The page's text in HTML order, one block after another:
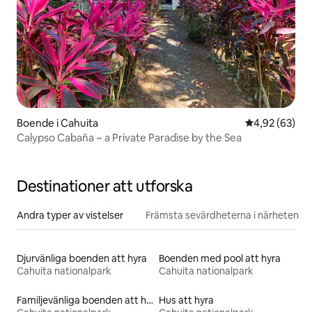
Boende i Cahuita 4,92 av 5 i
4,92 (63)
Calypso Cabaña ~ a Private Paradise by the Sea
Destinationer att utforska
Andra typer av vistelser Främsta sevärdheterna i närheten
Djurvänliga boenden att hyra
Cahuita nationalpark
Boenden med pool att hyra
Cahuita nationalpark
Familjevänliga boenden att hyra Hus att hyra